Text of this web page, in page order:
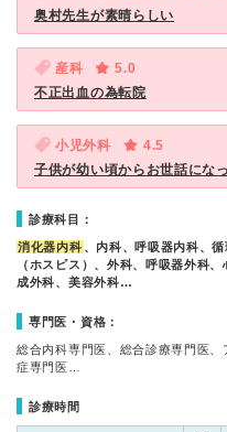
奥村先生が素晴らしい
産科
5.0
不正出血の為転院
小児外科
4.5
子供が幼い頃からお世話にな
診療科目：
消化器内科 、内科、呼吸器内科、
（ホスピス）、外科、呼吸器外科
成外科、美容外科…
専門医・資格：
総合内科専門医、総合診療専門医
症専門医…
診療時間